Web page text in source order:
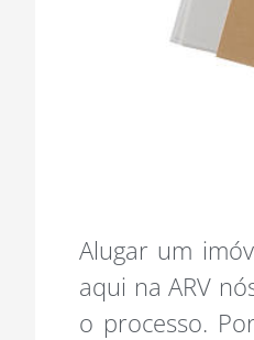
Alugar um
aqui na ARV
o processo.